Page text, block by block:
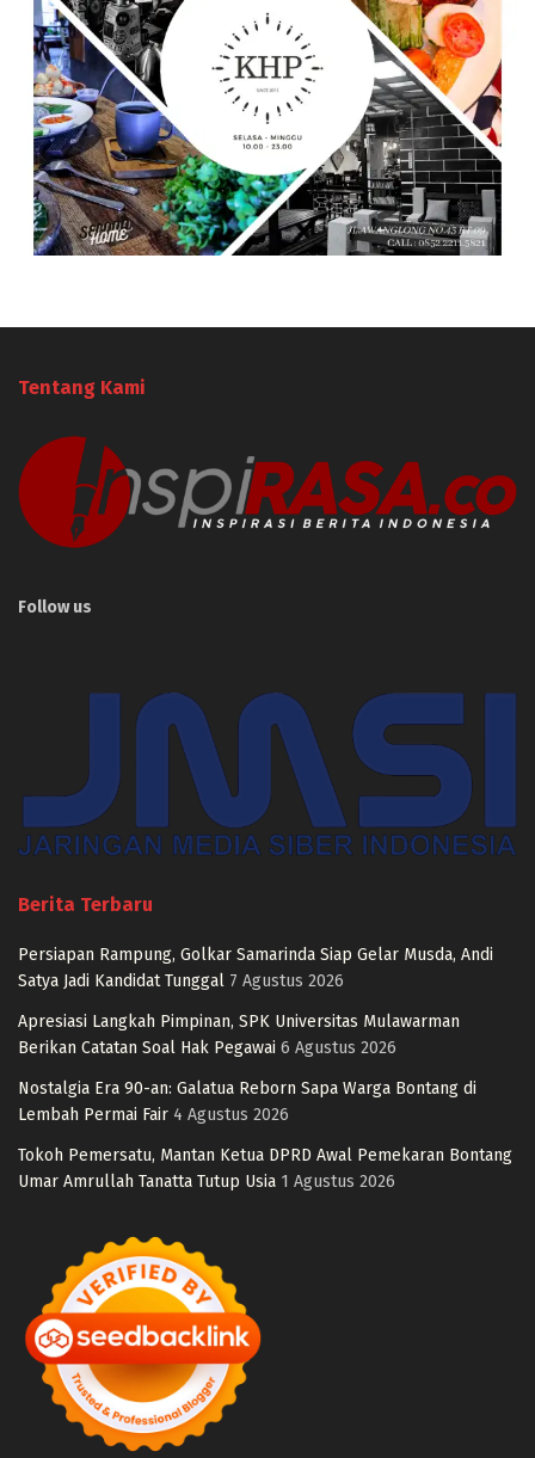
Tentang Kami
Follow us
Berita Terbaru
Persiapan Rampung, Golkar Samarinda Siap Gelar Musda, Andi
Satya Jadi Kandidat Tunggal 7 Agustus 2026
Apresiasi Langkah Pimpinan, SPK Universitas Mulawarman
Berikan Catatan Soal Hak Pegawai 6 Agustus 2026
Nostalgia Era 90-an: Galatua Reborn Sapa Warga Bontang di
Lembah Permai Fair 4 Agustus 2026
Tokoh Pemersatu, Mantan Ketua DPRD Awal Pemekaran Bontang
Umar Amrullah Tanatta Tutup Usia 1 Agustus 2026